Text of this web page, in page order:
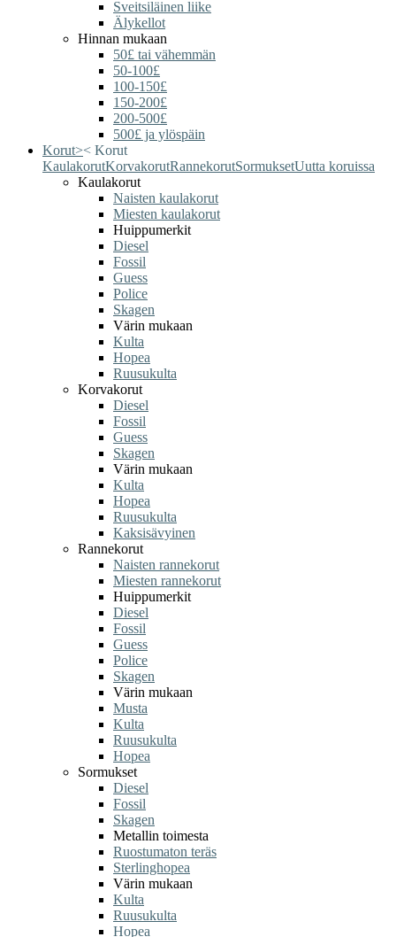
Sveitsiläinen liike
Älykellot
Hinnan mukaan
50£ tai vähemmän
50-100£
100-150£
150-200£
200-500£
500£ ja ylöspäin
Korut>< Korut
KaulakorutKorvakorutRannekorutSormuksetUutta koruissa
Kaulakorut
Naisten kaulakorut
Miesten kaulakorut
Huippumerkit
Diesel
Fossil
Guess
Police
Skagen
Värin mukaan
Kulta
Hopea
Ruusukulta
Korvakorut
Diesel
Fossil
Guess
Skagen
Värin mukaan
Kulta
Hopea
Ruusukulta
Kaksisävyinen
Rannekorut
Naisten rannekorut
Miesten rannekorut
Huippumerkit
Diesel
Fossil
Guess
Police
Skagen
Värin mukaan
Musta
Kulta
Ruusukulta
Hopea
Sormukset
Diesel
Fossil
Skagen
Metallin toimesta
Ruostumaton teräs
Sterlinghopea
Värin mukaan
Kulta
Ruusukulta
Hopea